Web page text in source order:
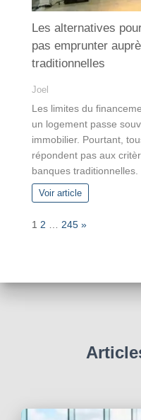
Les alternatives
pas emprunter
traditionnelles
Joel
Les limites du
un logement passe
immobilier. Pourtant,
répondent pas aux
banques
Voir article
P
:
1 2 … 245 N
»